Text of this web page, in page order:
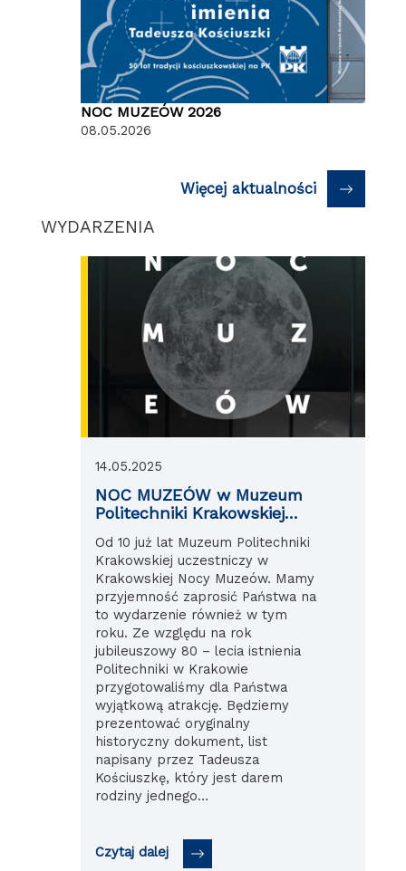
NOC MUZEÓW 2026
08.05.2026
Więcej aktualności
WYDARZENIA
14.05.2025
NOC MUZEÓW w Muzeum
Politechniki Krakowskiej
Od 10 już lat Muzeum Politechniki
Krakowskiej uczestniczy w
Krakowskiej Nocy Muzeów. Mamy
przyjemność zaprosić Państwa na
to wydarzenie również w tym
roku. Ze względu na rok
jubileuszowy 80 – lecia istnienia
Politechniki w Krakowie
przygotowaliśmy dla Państwa
wyjątkową atrakcję. Będziemy
prezentować oryginalny
historyczny dokument, list
napisany przez Tadeusza
Kościuszkę, który jest darem
rodziny jednego…
Czytaj dalej